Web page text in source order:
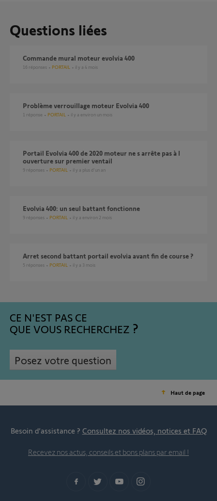
Questions liées
Commande mural moteur evolvia 400
16 réponses PORTAIL il y a 4 mois
Problème verrouillage moteur Evolvia 400
1 réponse PORTAIL il y a environ un mois
Portail Evolvia 400 de 2020 moteur ne s arrête pas à l
ouverture sur premier ventail
9 réponses PORTAIL il y a plus d'un an
Evolvia 400: un seul battant fonctionne
9 réponses PORTAIL il y a environ 2 mois
arret second battant portail evolvia avant fin de course ?
5 réponses PORTAIL il y a 3 mois
CE N'EST PAS CE
QUE VOUS RECHERCHEZ
Posez votre question
Haut de page
Besoin d’assistance ? Consultez nos vidéos, notices et FAQ
Recevez nos actus, conseils et bons plans par email !